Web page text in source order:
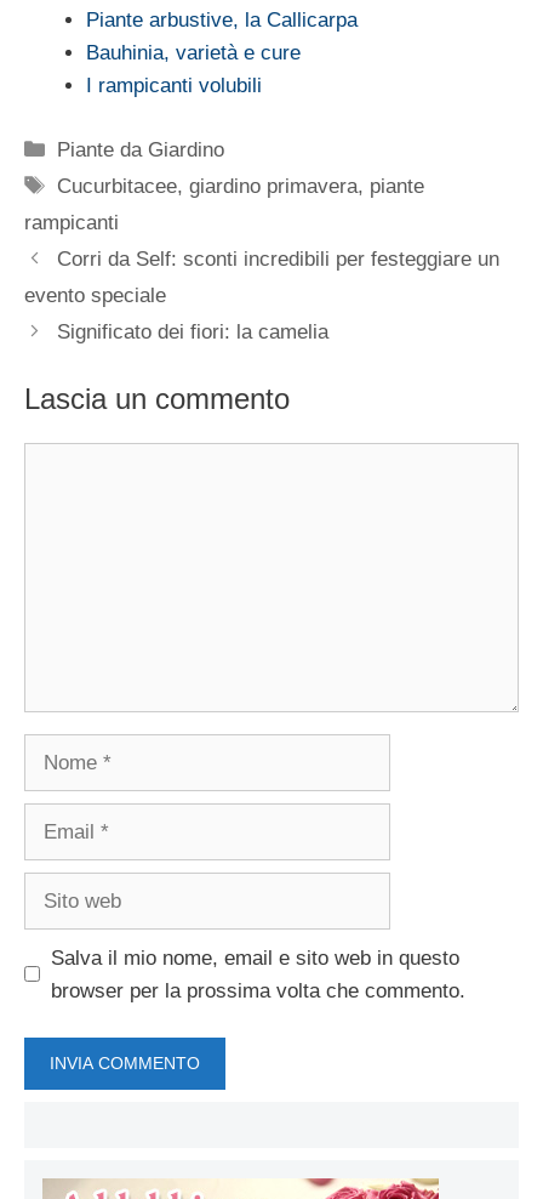
Piante arbustive, la Callicarpa
Bauhinia, varietà e cure
I rampicanti volubili
Categorie
Piante da Giardino
Tag
Cucurbitacee,giardino primavera, piante
rampicanti
Corri da Self: sconti incredibili per festeggiare un
evento speciale
Significato dei fiori: la camelia
Lascia un commento
Salva il mio nome, email e sito web in questo
browser per la prossima volta che commento.